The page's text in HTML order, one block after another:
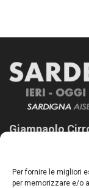
Per fornire le migliori
per memorizzare e/o
Giampaolo
Sardegna Ieri-
lettori su quanto
nostro passato e,